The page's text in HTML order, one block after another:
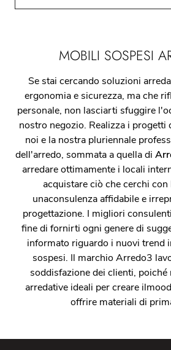
MOBILI SOSPESI
Se stai cercando soluzioni
ergonomia e sicurezza, ma che
personale, non lasciarti sfuggire
nostro negozio. Realizza i progetti
noi e la nostra pluriennale
dell'arredo, sommata a quella di
arredare ottimamente i locali
acquistare ciò che cerchi
unaconsulenza affidabile e
progettazione. I migliori
fine di fornirti ogni genere di
informato riguardo i nuovi trend
sospesi. Il marchio Arredo3
soddisfazione dei clienti,
arredative ideali per creare
offrire materiali di